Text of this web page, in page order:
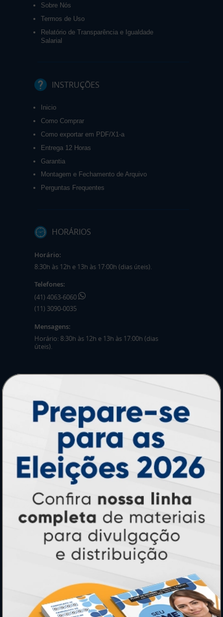
Sobre Nós
Termos de Uso
Relatório de Transparência e Igualdade
Salarial
INSTRUÇÕES
Inicio
Como Comprar
Como exportar em PDF/X1-a
Entrega 12 Horas
Garantia
Montagem e Fechamento de Arquivo
Perguntas Frequentes
HORÁRIOS
Horário:
8:30h às 12h e 13h às 17:00h (dias úteis).
Telefones:
(41) 4063-6060
(11) 3090-0035
Mensagens:
Horário: 8:30h às 12h e 13h às 17:00h (dias
úteis).
PRODUTOS
Adesivos
Ímãs
Cartão de Visita
Folder, Flyer e Panfleto
Banners e Lonas
Calendários 2027
PAGUE COM